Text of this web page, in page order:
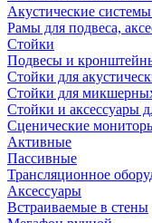
Акустические
Рамы для подвеса,
Стойки
Подвесы и
Стойки для
Стойки для
Стойки и аксессуары
Сценические
Активные
Пассивные
Трансляционное
Аксессуары
Встраиваемые в стены